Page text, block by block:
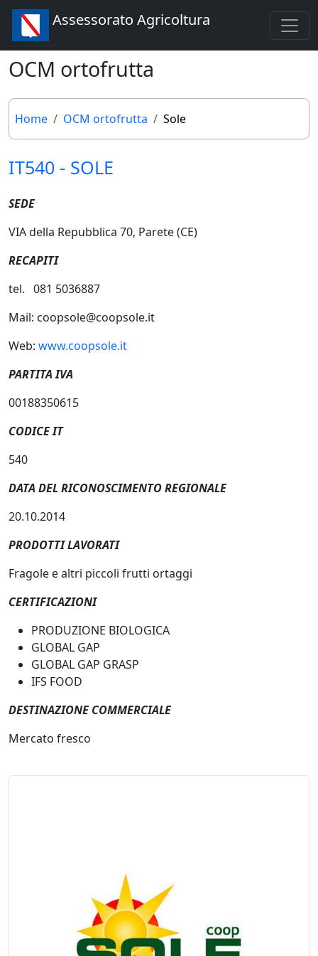
Assessorato Agricoltura
OCM ortofrutta
Home OCM ortofrutta Sole
IT540 - SOLE
SEDE
VIA della Repubblica 70, Parete (CE)
RECAPITI
tel. 081 5036887
Mail: coopsole@coopsole.it
Web: www.coopsole.it
PARTITA IVA
00188350615
CODICE IT
540
DATA DEL RICONOSCIMENTO REGIONALE
20.10.2014
PRODOTTI LAVORATI
Fragole e altri piccoli frutti ortaggi
CERTIFICAZIONI
PRODUZIONE BIOLOGICA
GLOBAL GAP
GLOBAL GAP GRASP
IFS FOOD
DESTINAZIONE COMMERCIALE
Mercato fresco